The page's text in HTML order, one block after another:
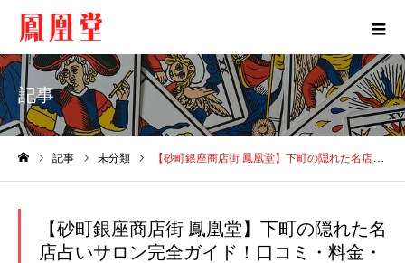
記事
記事 未分類 【砂町銀座商店街 鳳凰堂】下町の隠れた名店占いサロン完全ガイド！口コミ・料金・アクセス方法まで徹底解説
【砂町銀座商店街 鳳凰堂】下町の隠れた名
店占いサロン完全ガイド！口コミ・料金・